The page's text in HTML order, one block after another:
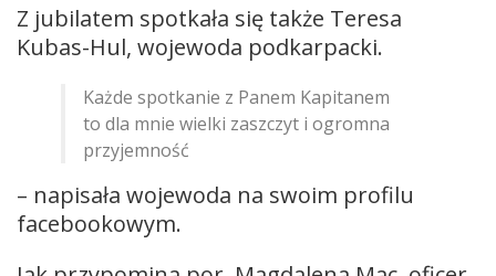
Z jubilatem spotkała się także Teresa
Kubas-Hul, wojewoda podkarpacki.
Każde spotkanie z Panem Kapitanem
to dla mnie wielki zaszczyt i ogromna
przyjemność
– napisała wojewoda na swoim profilu
facebookowym.